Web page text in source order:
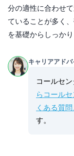
分の適性に合わせ
ていることが多く
を基礎からしっか
キャリアアド
コールセ
らコール
くある質
す。